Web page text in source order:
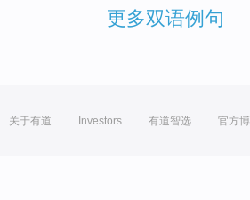
更多双语例句
关于有道 Investors 有道智选 官方